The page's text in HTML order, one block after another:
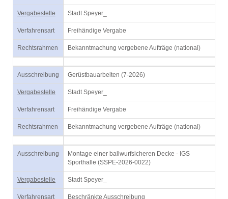
Vergabestelle Stadt Speyer_
Verfahrensart Freihändige Vergabe
Rechtsrahmen Bekanntmachung vergebene Aufträge (national)
Ausschreibung Gerüstbauarbeiten (7-2026)
Vergabestelle Stadt Speyer_
Verfahrensart Freihändige Vergabe
Rechtsrahmen Bekanntmachung vergebene Aufträge (national)
Ausschreibung
Montage einer ballwurfsicheren Decke - IGS
Sporthalle (SSPE-2026-0022)
Vergabestelle Stadt Speyer_
Verfahrensart Beschränkte Ausschreibung